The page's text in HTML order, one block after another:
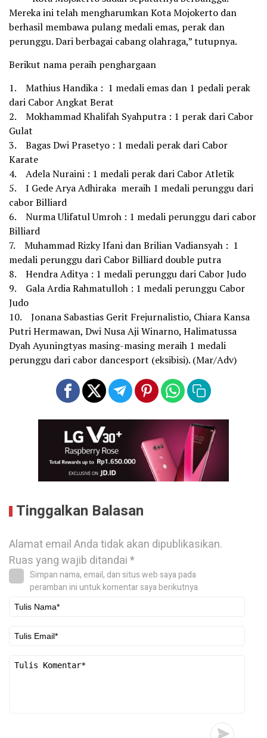
Mereka ini telah mengharumkan Kota Mojokerto dan
berhasil membawa pulang medali emas, perak dan
perunggu. Dari berbagai cabang olahraga,” tutupnya.
Berikut nama peraih penghargaan
1. Mathius Handika : 1 medali emas dan 1 pedali perak
dari Cabor Angkat Berat
2. Mokhammad Khalifah Syahputra : 1 perak dari Cabor
Gulat
3. Bagas Dwi Prasetyo : 1 medali perak dari Cabor
Karate
4. Adela Nuraini : 1 medali perak dari Cabor Atletik
5. I Gede Arya Adhiraka meraih 1 medali perunggu dari
cabor Billiard
6. Nurma Ulifatul Umroh : 1 medali perunggu dari cabor
Billiard
7. Muhammad Rizky Ifani dan Brilian Vadiansyah : 1
medali perunggu dari Cabor Billiard double putra
8. Hendra Aditya : 1 medali perunggu dari Cabor Judo
9. Gala Ardia Rahmatulloh : 1 medali perunggu Cabor
Judo
10. Jonana Sabastias Gerit Frejurnalistio, Chiara Kansa
Putri Hermawan, Dwi Nusa Aji Winarno, Halimatussa
Dyah Ayuningtyas masing-masing meraih 1 medali
perunggu dari cabor dancesport (eksibisi). (Mar/Adv)
Tinggalkan Balasan
Alamat email Anda tidak akan dipublikasikan.
Ruas yang wajib ditandai*
Simpan nama, email, dan situs web saya pada
peramban ini untuk komentar saya berikutnya.